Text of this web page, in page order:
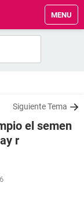
MENU
Siguiente Tema
el semen
r